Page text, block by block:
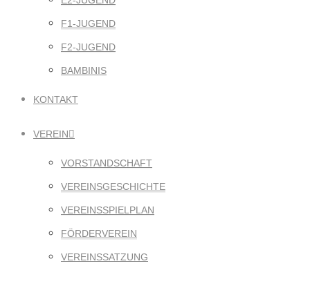
F1-JUGEND
F2-JUGEND
BAMBINIS
KONTAKT
VEREIN
VORSTANDSCHAFT
VEREINSGESCHICHTE
VEREINSSPIELPLAN
FÖRDERVEREIN
VEREINSSATZUNG